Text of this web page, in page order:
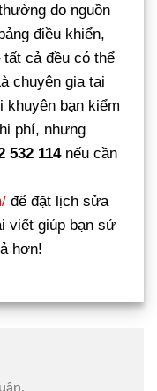
do nguồn
điều khiển,
tất cả đều có thể
chuyên gia tại
khuyên bạn kiểm
phí, nhưng
532 114nếu cần
để đặt lịch sửa
viết giúp bạn sử
hơn!